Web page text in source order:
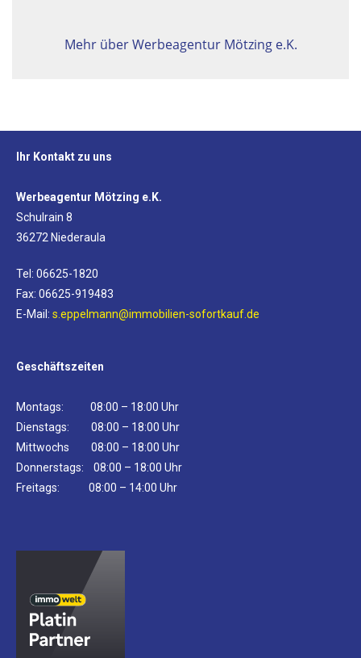
Mehr über Werbeagentur Mötzing e.K.
Ihr Kontakt zu uns
Werbeagentur Mötzing e.K.
Schulrain 8
36272 Niederaula
Tel: 06625-1820
Fax: 06625-919483
E-Mail: s.eppelmann@immobilien-sofortkauf.de
Geschäftszeiten
Montags: 08:00 – 18:00 Uhr
Dienstags: 08:00 – 18:00 Uhr
Mittwochs 08:00 – 18:00 Uhr
Donnerstags: 08:00 – 18:00 Uhr
Freitags: 08:00 – 14:00 Uhr